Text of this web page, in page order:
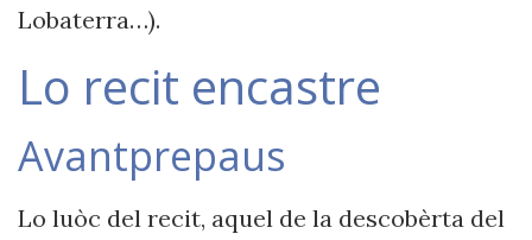
Lobaterra…).
Lo recit encastre
Avantprepaus
Lo luòc del recit, aquel de la descobèrta del